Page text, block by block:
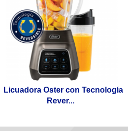
Licuadora Oster con Tecnología
Rever...